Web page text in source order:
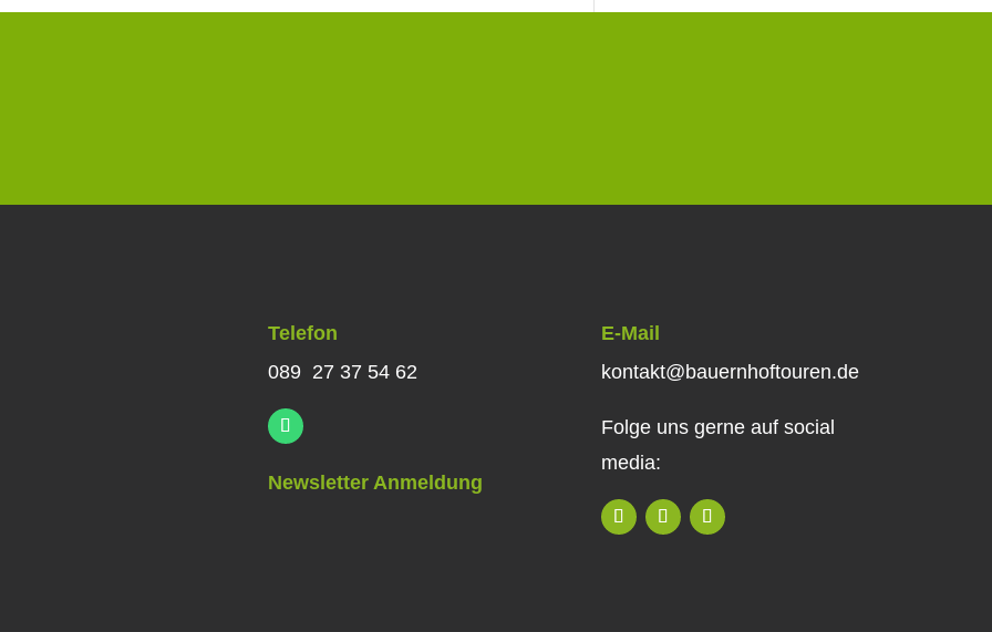
Telefon
089 27 37 54 62
Newsletter Anmeldung
E-Mail
kontakt@bauernhoftouren.de
Folge uns gerne auf social
media: